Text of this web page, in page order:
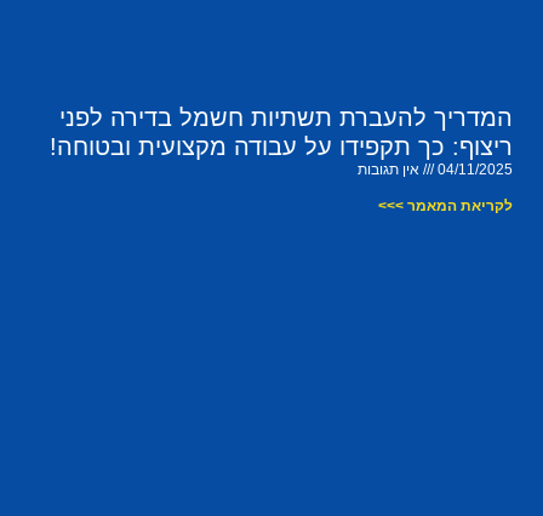
המדריך להעברת תשתיות חשמל בדירה לפני
ריצוף: כך תקפידו על עבודה מקצועית ובטוחה!
04/11/2025 אין תגובות
לקריאת המאמר >>>